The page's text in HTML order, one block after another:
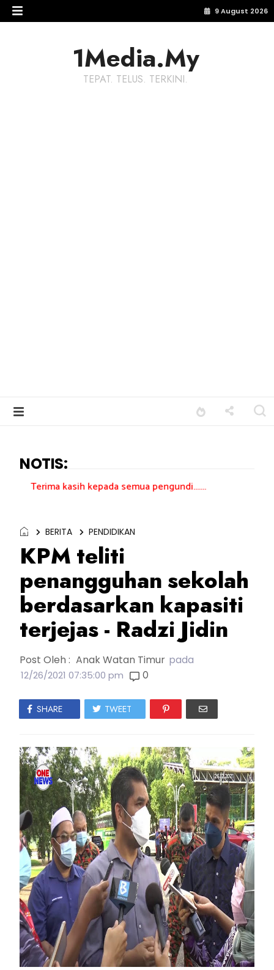
9 August 2026
1Media.My
TEPAT. TELUS. TERKINI.
NOTIS:
kepada semua pengundi.......
BERITA PENDIDIKAN
KPM teliti
penangguhan sekolah
berdasarkan kapasiti
terjejas - Radzi Jidin
Post Oleh : Anak Watan Timur pada
12/26/2021 07:35:00 pm 0
SHARE TWEET